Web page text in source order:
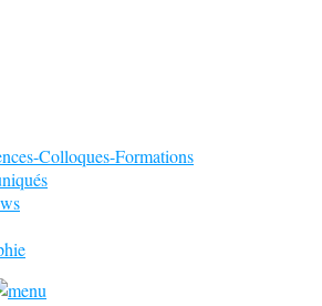
Colloques-Formations